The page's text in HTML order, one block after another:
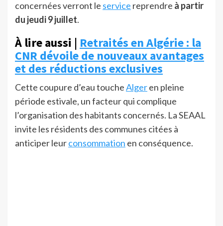
concernées verront le service reprendre à partir
du jeudi 9 juillet.
À lire aussi | Retraités en Algérie : la
CNR dévoile de nouveaux avantages
et des réductions exclusives
Cette coupure d’eau toucheAlgeren pleine
période estivale, un facteur qui complique
l’organisation des habitants concernés. La SEAAL
invite les résidents des communes citées à
anticiper leurconsommation en conséquence.